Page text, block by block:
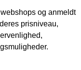
og anmeldt
prisniveau,